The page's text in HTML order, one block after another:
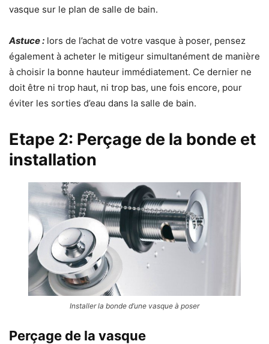
vasque sur le plan de salle de bain.
Astuce : lors de l’achat de votre vasque à poser, pensez
également à acheter le mitigeur simultanément de manière
à choisir la bonne hauteur immédiatement. Ce dernier ne
doit être ni trop haut, ni trop bas, une fois encore, pour
éviter les sorties d’eau dans la salle de bain.
Etape 2: Perçage de la bonde et
installation
Installer la bonde d’une vasque à poser
Perçage de la vasque